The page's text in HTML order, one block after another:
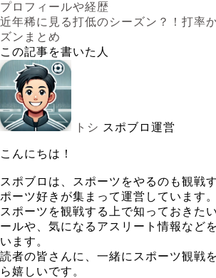
プロフィールや経歴
近年稀に見る打低のシーズン？！打率
ズンまとめ
この記事を書いた人
トシ スポブロ運営
こんにちは！
スポブロは、スポーツをやるのも観戦
ポーツ好きが集まって運営しています。
スポーツを観戦する上で知っておきた
ールや、気になるアスリート情報など
います。
読者の皆さんに、一緒にスポーツ観戦
ら嬉しいです。